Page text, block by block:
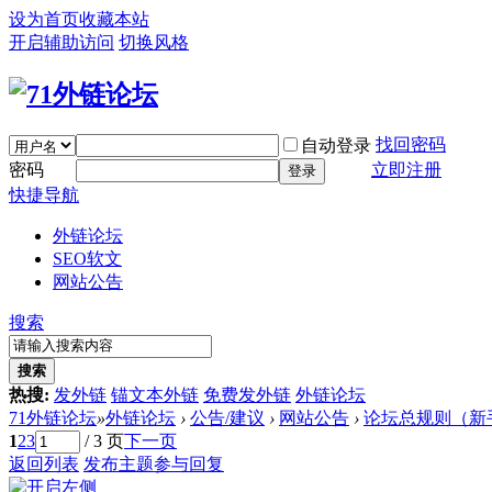
设为首页收藏本站
开启辅助访问 切换风格
自动登录 找回密码
密码
登录
立即注册
快捷导航
外链论坛
SEO软文
网站公告
搜索
搜索
热搜: 发外链 锚文本外链 免费发外链 外链论坛
71外链论坛»外链论坛 › 公告/建议 › 网站公告 › 论坛总规则（新
123 / 3 页下一页
返回列表 发布主题参与回复